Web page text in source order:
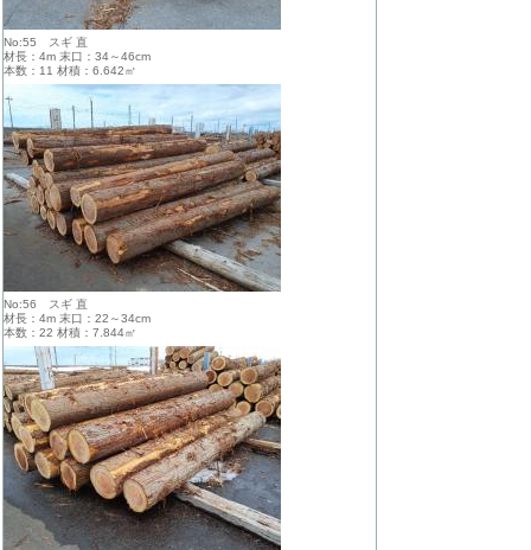
No:55 スギ 直
材長：4m 末口：34～46cm
本数：11 材積：6.642㎥
No:56 スギ 直
材長：4m 末口：22～34cm
本数：22 材積：7.844㎥